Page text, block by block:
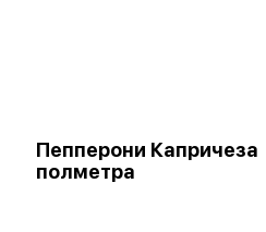
Пепперони Капричеза
полметра